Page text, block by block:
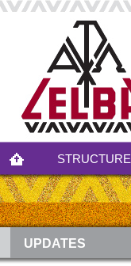
STRUCTURE
UPDATES